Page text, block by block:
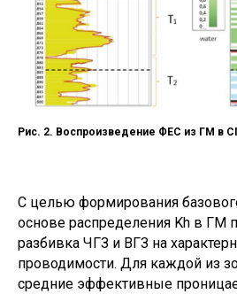
Рис. 2. Воспроизведение ФЕС из ГМ в
С целью формирования
основе распределения Kh в ГМ
разбивка ЧГЗ и ВГЗ на
проводимости. Для каждой из
средние эффективные